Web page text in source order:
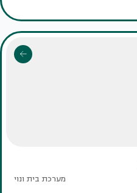
מערכת בית ונוי